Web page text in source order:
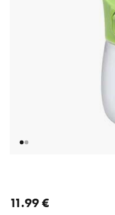
11.99 €